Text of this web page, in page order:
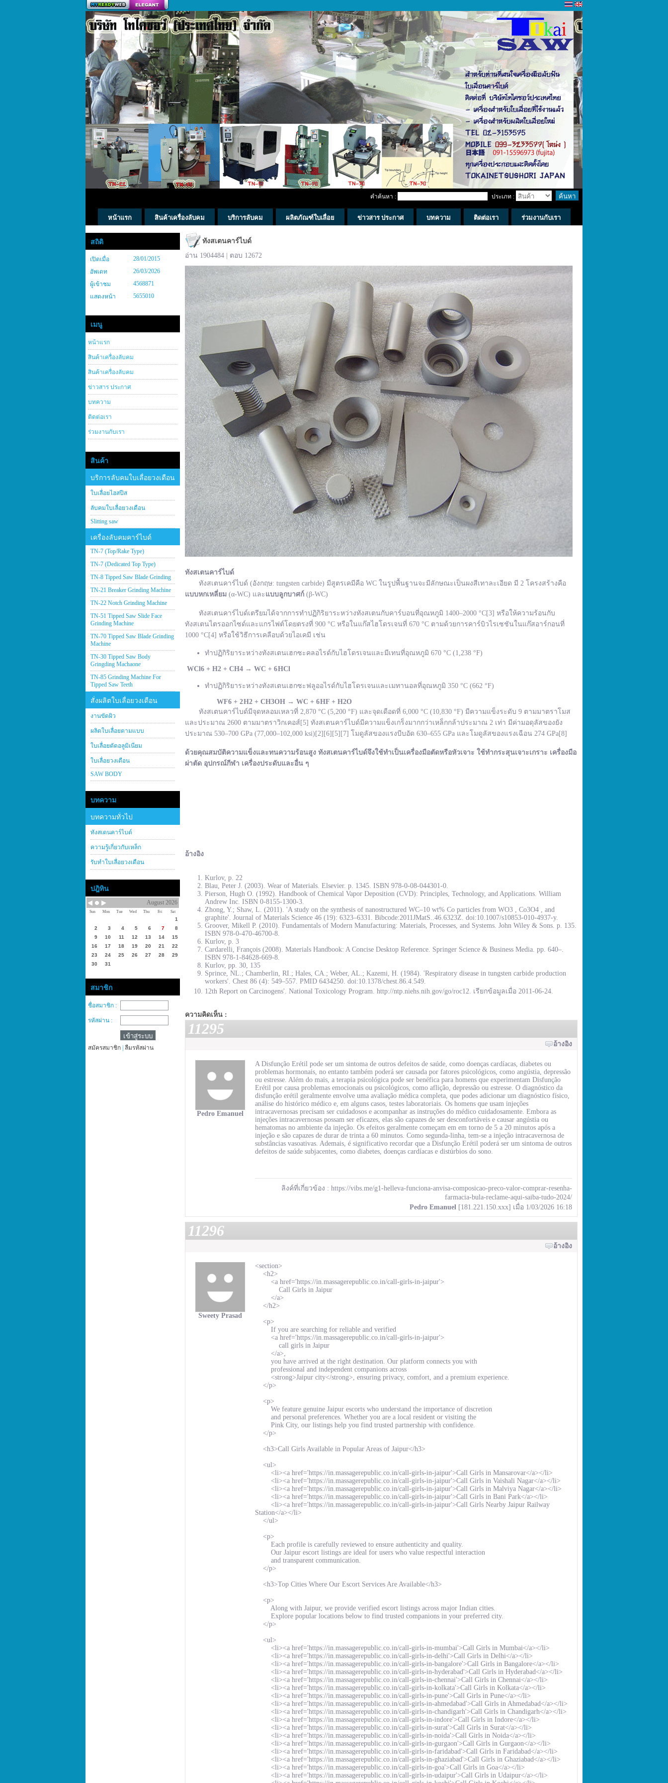
สร้างเว็บ
คำค้นหา : ประเภท :
หน้าแรก สินค้าเครื่องลับคม บริการลับคม ผลิตภัณฑ์ใบเลื่อย ข่าวสาร ประกาศ บทความ ติดต่อเรา ร่วมงานกับเรา
สถิติ
เปิดเมื่อ
28/01/2015
อัพเดท
26/03/2026
ผู้เข้าชม
4568871
แสดงหน้า
5655010
เมนู
หน้าแรก
สินค้าเครื่องลับคม
สินค้าเครื่องลับคม
ข่าวสาร ประกาศ
บทความ
ติดต่อเรา
ร่วมงานกับเรา
สินค้า
บริการลับคมใบเลื่อยวงเดือน
ใบเลื่อยไฮสปีส
ลับคมใบเลื่อยวงเดือน
Slitting saw
เครื่องลับคมคาร์ไบด์
TN-7 (Top/Rake Type)
TN-7 (Dedicated Top Type)
TN-8 Tipped Saw Blade Grinding
TN-21 Breaker Grinding Machine
TN-22 Notch Grinding Machine
TN-51 Tipped Saw Slide Face
Grinding Machine
TN-70 Tipped Saw Blade Grinding
Machine
TN-30 Tipped Saw Body
Gringding Machaone
TN-85 Grinding Machine For
Tipped Saw Teeth
สั่งผลิตใบเลื่อยวงเดือน
งานขัดผิว
ผลิตใบเลื่อยตามแบบ
ใบเลื่อยตัดอลูมิเนียม
ใบเลื่อยวงเดือน
SAW BODY
บทความ
บทความทั่วไป
ทังสเตนคาร์ไบด์
ความรู้เกี่ยวกับเหล็ก
รับทำใบเลื่อยวงเดือน
ปฎิทิน
August 2026
Sun Mon Tue Wed Thu Fri Sat
1
2
3 4 5 6 7
8
9
10 11 12 13 14
15
16
17 18 19 20 21
22
23
24 25 26 27 28
29
30
31
สมาชิก
ชื่อสมาชิก :
รหัสผ่าน :
สมัครสมาชิก ลืมรหัสผ่าน
ทังสเตนคาร์ไบด์
อ่าน 1904484 | ตอบ 12672
ทังสเตนคาร์ไบด์
ทังสเตนคาร์ไบด์ (อังกฤษ: tungsten carbide) มีสูตรเคมีคือ WC ในรูปพื้นฐานจะมีลักษณะเป็นผงสีเทาละเอียด มี 2 โครงสร้างคือ
แบบหกเหลี่ยม (α-WC) และ แบบลูกบาศก์ (β-WC)
ทังสเตนคาร์ไบด์เตรียมได้จากการทำปฏิกิริยาระหว่างทังสเตนกับคาร์บอนที่อุณหภูมิ 1400–2000 °C[3] หรือให้ความร้อนกับ
ทังสเตนไตรออกไซด์และแกรไฟต์โดยตรงที่ 900 °C หรือในแก๊สไฮโดรเจนที่ 670 °C ตามด้วยการคาร์บิวไรเซชันในแก๊สอาร์กอนที่
1000 °C[4] หรือใช้วิธีการเคลือบด้วยไอเคมี เช่น
ทำปฏิกิริยาระหว่างทังสเตนเฮกซะคลอไรด์กับไฮโดรเจนและมีเทนที่อุณหภูมิ 670 °C (1,238 °F)
WCl6 + H2 + CH4 → WC + 6 HCl
ทำปฏิกิริยาระหว่างทังสเตนเฮกซะฟลูออไรด์กับไฮโดรเจนและเมทานอลที่อุณหภูมิ 350 °C (662 °F)
WF6 + 2 H2 + CH3OH → WC + 6 HF + H2O
ทังสเตนคาร์ไบด์มีจุดหลอมเหลวที่ 2,870 °C (5,200 °F) และจุดเดือดที่ 6,000 °C (10,830 °F) มีความแข็งระดับ 9 ตามมาตราโมส
และประมาณ 2600 ตามมาตราวิกเคอส์[5] ทังสเตนคาร์ไบด์มีความแข็งเกร็งมากกว่าเหล็กกล้าประมาณ 2 เท่า มีค่ามอดุลัสของยัง
ประมาณ 530–700 GPa (77,000–102,000 ksi)[2][6][5][7] โมดูลัสของแรงบีบอัด 630–655 GPa และโมดูลัสของแรงเฉือน 274 GPa[8]
ด้วยคุณสมบัติความแข็งและทนความร้อนสูง ทังสเตนคาร์ไบด์จึงใช้ทำเป็นเครื่องมือตัดหรือหัวเจาะ ใช้ทำกระสุนเจาะเกราะ เครื่องมือ
ผ่าตัด อุปกรณ์กีฬา เครื่องประดับและอื่น ๆ
อ้างอิง
Kurlov, p. 22
Blau, Peter J. (2003). Wear of Materials. Elsevier. p. 1345. ISBN 978-0-08-044301-0.
Pierson, Hugh O. (1992). Handbook of Chemical Vapor Deposition (CVD): Principles, Technology, and Applications. William
Andrew Inc. ISBN 0-8155-1300-3.
Zhong, Y.; Shaw, L. (2011). 'A study on the synthesis of nanostructured WC–10 wt% Co particles from WO3 , Co3O4 , and
graphite'. Journal of Materials Science 46 (19): 6323–6331. Bibcode:2011JMatS..46.6323Z. doi:10.1007/s10853-010-4937-y.
Groover, Mikell P. (2010). Fundamentals of Modern Manufacturing: Materials, Processes, and Systems. John Wiley & Sons. p. 135.
ISBN 978-0-470-46700-8.
Kurlov, p. 3
Cardarelli, François (2008). Materials Handbook: A Concise Desktop Reference. Springer Science & Business Media. pp. 640–.
ISBN 978-1-84628-669-8.
Kurlov, pp. 30, 135
Sprince, NL.; Chamberlin, RI.; Hales, CA.; Weber, AL.; Kazemi, H. (1984). 'Respiratory disease in tungsten carbide production
workers'. Chest 86 (4): 549–557. PMID 6434250. doi:10.1378/chest.86.4.549.
12th Report on Carcinogens'. National Toxicology Program. http://ntp.niehs.nih.gov/go/roc12. เรียกข้อมูลเมื่อ 2011-06-24.
ความคิดเห็น :
11295
อ้างอิง
Pedro Emanuel
A Disfunção Erétil pode ser um sintoma de outros defeitos de saúde, como doenças cardíacas, diabetes ou
problemas hormonais, no entanto também poderá ser causada por fatores psicológicos, como angústia, depressão
ou estresse. Além do mais, a terapia psicológica pode ser benéfica para homens que experimentam Disfunção
Erétil por causa problemas emocionais ou psicológicos, como aflição, depressão ou estresse. O diagnóstico da
disfunção erétil geralmente envolve uma avaliação médica completa, que podes adicionar um diagnóstico físico,
análise do histórico médico e, em alguns casos, testes laboratoriais. Os homens que usam injeções
intracavernosas precisam ser cuidadosos e acompanhar as instruções do médico cuidadosamente. Embora as
injeções intracavernosas possam ser eficazes, elas são capazes de ser desconfortáveis e causar angústia ou
hematomas no ambiente da injeção. Os efeitos geralmente começam em em torno de 5 a 20 minutos após a
injeção e são capazes de durar de trinta a 60 minutos. Como segunda-linha, tem-se a injeção intracavernosa de
substâncias vasoativas. Ademais, é significativo recordar que a Disfunção Erétil poderá ser um sintoma de outros
defeitos de saúde subjacentes, como diabetes, doenças cardíacas e distúrbios do sono.
ลิงค์ที่เกี่ยวข้อง : https://vibs.me/g1-helleva-funciona-anvisa-composicao-preco-valor-comprar-resenha-
farmacia-bula-reclame-aqui-saiba-tudo-2024/
Pedro Emanuel [181.221.150.xxx] เมื่อ 1/03/2026 16:18
11296
อ้างอิง
Sweety Prasad
<section>
<h2>
<a href='https://in.massagerepublic.co.in/call-girls-in-jaipur'>
Call Girls in Jaipur
</a>
</h2>
<p>
If you are searching for reliable and verified
<a href='https://in.massagerepublic.co.in/call-girls-in-jaipur'>
call girls in Jaipur
</a>,
you have arrived at the right destination. Our platform connects you with
professional and independent companions across
<strong>Jaipur city</strong>, ensuring privacy, comfort, and a premium experience.
</p>
<p>
We feature genuine Jaipur escorts who understand the importance of discretion
and personal preferences. Whether you are a local resident or visiting the
Pink City, our listings help you find trusted partnership with confidence.
</p>
<h3>Call Girls Available in Popular Areas of Jaipur</h3>
<ul>
<li><a href='https://in.massagerepublic.co.in/call-girls-in-jaipur'>Call Girls in Mansarovar</a></li>
<li><a href='https://in.massagerepublic.co.in/call-girls-in-jaipur'>Call Girls in Vaishali Nagar</a></li>
<li><a href='https://in.massagerepublic.co.in/call-girls-in-jaipur'>Call Girls in Malviya Nagar</a></li>
<li><a href='https://in.massagerepublic.co.in/call-girls-in-jaipur'>Call Girls in Bani Park</a></li>
<li><a href='https://in.massagerepublic.co.in/call-girls-in-jaipur'>Call Girls Nearby Jaipur Railway
Station</a></li>
</ul>
<p>
Each profile is carefully reviewed to ensure authenticity and quality.
Our Jaipur escort listings are ideal for users who value respectful interaction
and transparent communication.
</p>
<h3>Top Cities Where Our Escort Services Are Available</h3>
<p>
Along with Jaipur, we provide verified escort listings across major Indian cities.
Explore popular locations below to find trusted companions in your preferred city.
</p>
<ul>
<li><a href='https://in.massagerepublic.co.in/call-girls-in-mumbai'>Call Girls in Mumbai</a></li>
<li><a href='https://in.massagerepublic.co.in/call-girls-in-delhi'>Call Girls in Delhi</a></li>
<li><a href='https://in.massagerepublic.co.in/call-girls-in-bangalore'>Call Girls in Bangalore</a></li>
<li><a href='https://in.massagerepublic.co.in/call-girls-in-hyderabad'>Call Girls in Hyderabad</a></li>
<li><a href='https://in.massagerepublic.co.in/call-girls-in-chennai'>Call Girls in Chennai</a></li>
<li><a href='https://in.massagerepublic.co.in/call-girls-in-kolkata'>Call Girls in Kolkata</a></li>
<li><a href='https://in.massagerepublic.co.in/call-girls-in-pune'>Call Girls in Pune</a></li>
<li><a href='https://in.massagerepublic.co.in/call-girls-in-ahmedabad'>Call Girls in Ahmedabad</a></li>
<li><a href='https://in.massagerepublic.co.in/call-girls-in-chandigarh'>Call Girls in Chandigarh</a></li>
<li><a href='https://in.massagerepublic.co.in/call-girls-in-indore'>Call Girls in Indore</a></li>
<li><a href='https://in.massagerepublic.co.in/call-girls-in-surat'>Call Girls in Surat</a></li>
<li><a href='https://in.massagerepublic.co.in/call-girls-in-noida'>Call Girls in Noida</a></li>
<li><a href='https://in.massagerepublic.co.in/call-girls-in-gurgaon'>Call Girls in Gurgaon</a></li>
<li><a href='https://in.massagerepublic.co.in/call-girls-in-faridabad'>Call Girls in Faridabad</a></li>
<li><a href='https://in.massagerepublic.co.in/call-girls-in-ghaziabad'>Call Girls in Ghaziabad</a></li>
<li><a href='https://in.massagerepublic.co.in/call-girls-in-goa'>Call Girls in Goa</a></li>
<li><a href='https://in.massagerepublic.co.in/call-girls-in-udaipur'>Call Girls in Udaipur</a></li>